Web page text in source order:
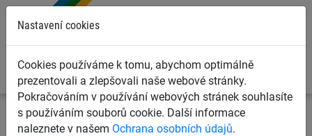
Nastavení cookies
Cookies používáme k tomu, abychom optimálně
prezentovali a zlepšovali naše webové stránky.
Pokračováním v používání webových stránek souhlasíte
s používáním souborů cookie. Další informace
naleznete v našem Ochrana osobních údajů.
Záchytné bezpečnostní sítě
Ochranné standardní sítě